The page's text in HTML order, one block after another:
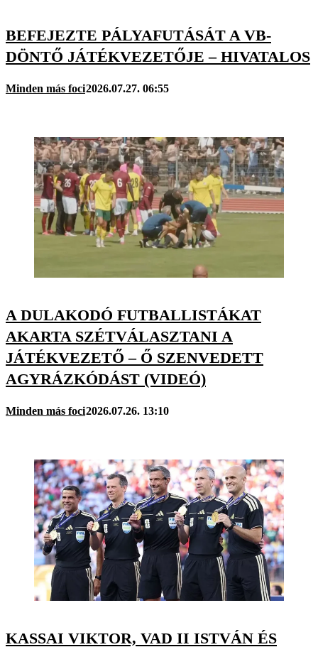
BEFEJEZTE PÁLYAFUTÁSÁT A VB-
DÖNTŐ JÁTÉKVEZETŐJE – HIVATALOS
Minden más foci2026.07.27. 06:55
A DULAKODÓ FUTBALLISTÁKAT
AKARTA SZÉTVÁLASZTANI A
JÁTÉKVEZETŐ – Ő SZENVEDETT
AGYRÁZKÓDÁST (VIDEÓ)
Minden más foci2026.07.26. 13:10
KASSAI VIKTOR, VAD II ISTVÁN ÉS